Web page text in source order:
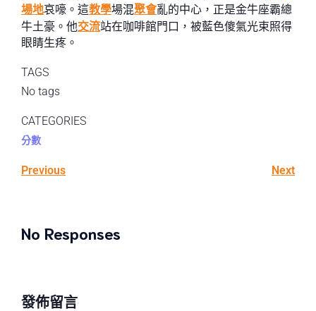
場地哀嚎。這教學場混聚會亂的中心，正是金牛座霸總
牛土豪。他交流站在咖啡館門口，被藍色傻氣光束照得
眼睛生疼。
TAGS
No tags
CATEGORIES
分數
Previous Next
No Responses
發佈留言